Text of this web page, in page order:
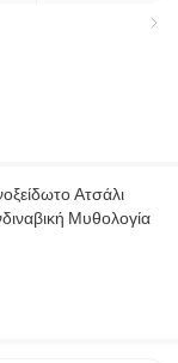
Ατσάλι
Μυθολογία